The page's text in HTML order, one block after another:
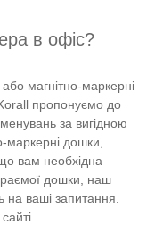
в офіс?
магнітно-маркерні
пропонуємо до
за вигідною
маркерні дошки,
вам необхідна
дошки, наш
на ваші запитання.